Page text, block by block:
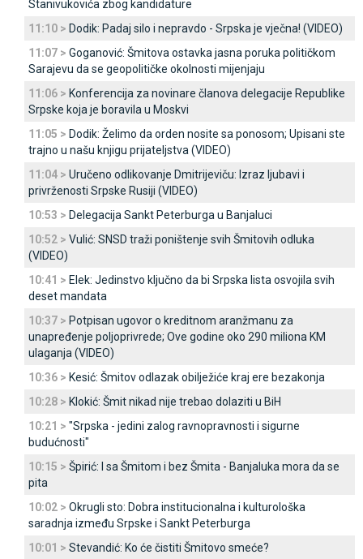
Stanivukovića zbog kandidature
11:10 > Dodik: Padaj silo i nepravdo - Srpska je vječna! (VIDEO)
11:07 > Goganović: Šmitova ostavka jasna poruka političkom
Sarajevu da se geopolitičke okolnosti mijenjaju
11:06 > Konferencija za novinare članova delegacije Republike
Srpske koja je boravila u Moskvi
11:05 > Dodik: Želimo da orden nosite sa ponosom; Upisani ste
trajno u našu knjigu prijateljstva (VIDEO)
11:04 > Uručeno odlikovanje Dmitrijeviču: Izraz ljubavi i
privrženosti Srpske Rusiji (VIDEO)
10:53 > Delegacija Sankt Peterburga u Banjaluci
10:52 > Vulić: SNSD traži poništenje svih Šmitovih odluka
(VIDEO)
10:41 > Elek: Јedinstvo ključno da bi Srpska lista osvojila svih
deset mandata
10:37 > Potpisan ugovor o kreditnom aranžmanu za
unapređenje poljoprivrede; Ove godine oko 290 miliona KM
ulaganja (VIDEO)
10:36 > Kesić: Šmitov odlazak obilježiće kraj ere bezakonja
10:28 > Klokić: Šmit nikad nije trebao dolaziti u BiH
10:21 > "Srpska - jedini zalog ravnopravnosti i sigurne
budućnosti"
10:15 > Špirić: I sa Šmitom i bez Šmita - Banjaluka mora da se
pita
10:02 > Okrugli sto: Dobra institucionalna i kulturološka
saradnja između Srpske i Sankt Peterburga
10:01 > Stevandić: Ko će čistiti Šmitovo smeće?